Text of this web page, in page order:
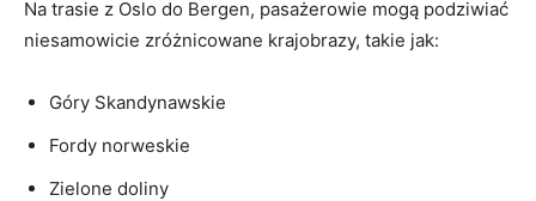
Na trasie ⁣z Oslo do‍ Bergen, ⁤pasażerowie mogą podziwiać
niesamowicie zróżnicowane krajobrazy,‌ takie ⁢jak:
Góry ‍Skandynawskie
Fordy norweskie
Zielone doliny